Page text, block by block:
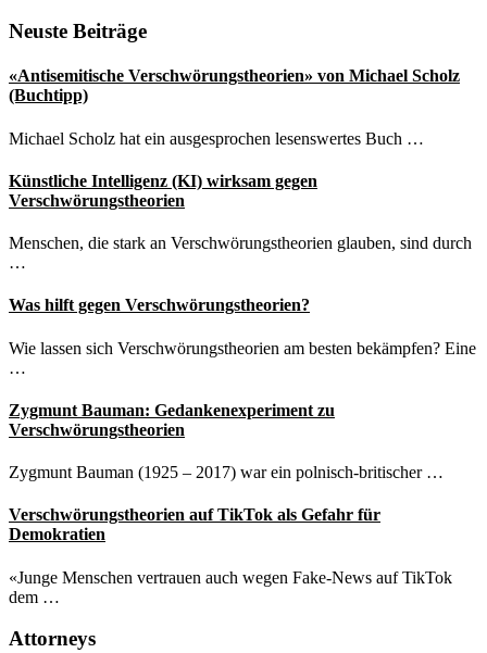
Seitenspalte
Neuste Beiträge
«Antisemitische Verschwörungstheorien» von Michael Scholz
(Buchtipp)
Michael Scholz hat ein ausgesprochen lesenswertes Buch …
Künstliche Intelligenz (KI) wirksam gegen
Verschwörungstheorien
Menschen, die stark an Verschwörungstheorien glauben, sind durch
…
Was hilft gegen Verschwörungstheorien?
Wie lassen sich Verschwörungstheorien am besten bekämpfen? Eine
…
Zygmunt Bauman: Gedankenexperiment zu
Verschwörungstheorien
Zygmunt Bauman (1925 – 2017) war ein polnisch-britischer …
Verschwörungstheorien auf TikTok als Gefahr für
Demokratien
«Junge Menschen vertrauen auch wegen Fake-News auf TikTok
dem …
Attorneys